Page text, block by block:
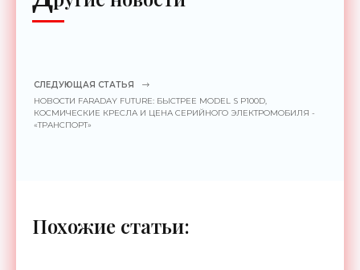
СЛЕДУЮЩАЯ СТАТЬЯ
НОВОСТИ FARADAY FUTURE: БЫСТРЕЕ MODEL S P100D,
КОСМИЧЕСКИЕ КРЕСЛА И ЦЕНА СЕРИЙНОГО ЭЛЕКТРОМОБИЛЯ -
«ТРАНСПОРТ»
Похожие статьи: